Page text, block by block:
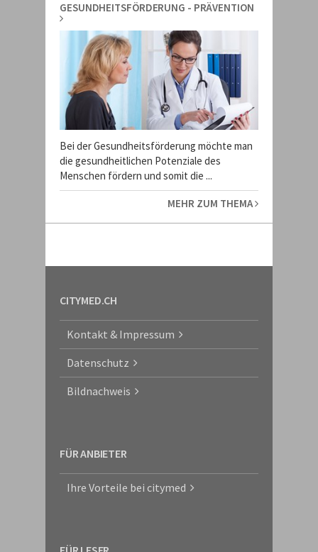
GESUNDHEITSFÖRDERUNG - PRÄVENTION
Bei der Gesundheitsförderung möchte man
die gesundheitlichen Potenziale des
Menschen fördern und somit die ...
MEHR ZUM THEMA
CITYMED.CH
Kontakt & Impressum
Datenschutz
Bildnachweis
FÜR ANBIETER
Ihre Vorteile bei citymed